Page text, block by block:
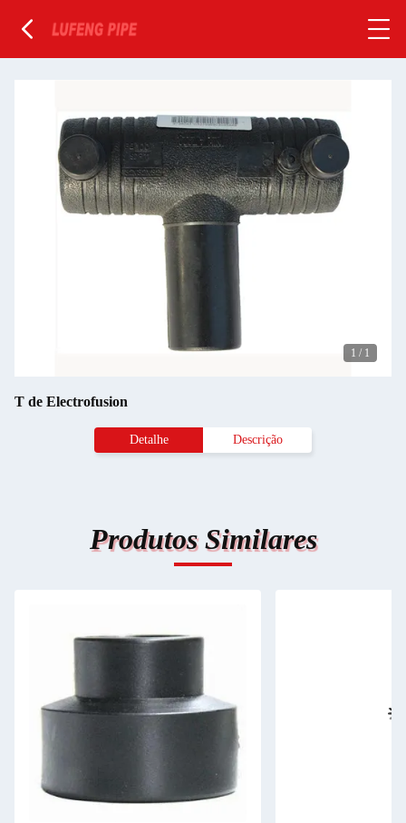
1 / 1
T de Electrofusion
Detalhe Descrição
Produtos Similares